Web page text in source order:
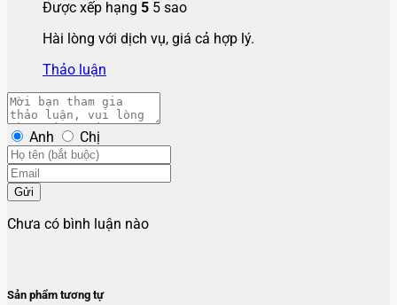
Được xếp hạng 5 5 sao
Hài lòng với dịch vụ, giá cả hợp lý.
Thảo luận
Anh Chị
Gửi
Chưa có bình luận nào
Sản phẩm tương tự